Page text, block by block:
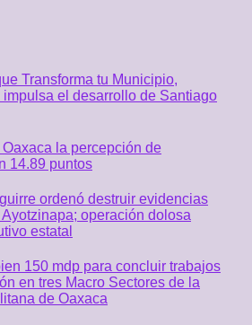
Transforma tu Municipio,
impulsa el desarrollo de Santiago
la percepción de
14.89 puntos
ordenó destruir evidencias
operación dolosa
estatal
150 mdp para concluir trabajos
en tres Macro Sectores de la
de Oaxaca